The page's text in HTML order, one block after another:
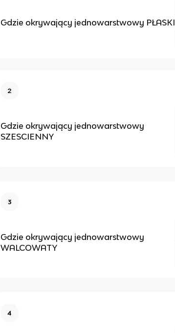
Gdzie okrywający jednowarstwowy PŁASKI
2
Gdzie okrywający jednowarstwowy
SZESCIENNY
3
Gdzie okrywający jednowarstwowy
WALCOWATY
4